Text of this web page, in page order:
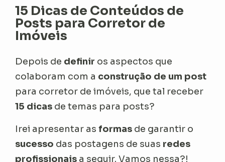
15 Dicas de Conteúdos de
Posts para Corretor de
Imóveis
Depois de definir os aspectos que
colaboram com a construção de um post
para corretor de imóveis, que tal receber
15 dicas de temas para posts?
Irei apresentar asformas de garantir o
sucesso das postagens de suas redes
profissionais a seguir. Vamos nessa?!